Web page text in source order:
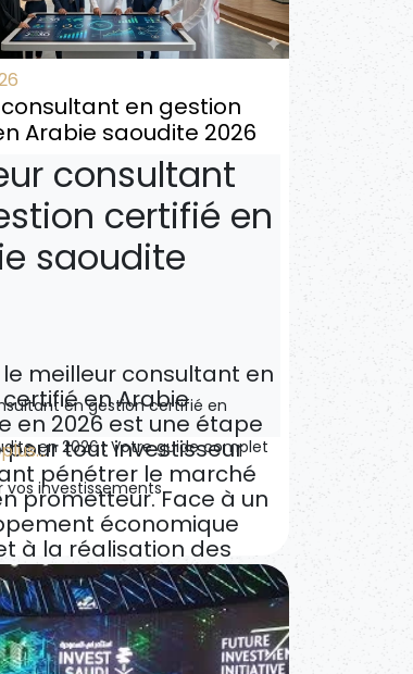
en gestion
Arabie saoudite 2026
consultant
certifié en
saoudite
en gestion certifié en
en 2026 : Votre guide complet
vos investissements
le meilleur consultant en
en Arabie
en 2026 est une étape
pour tout investisseur
pénétrer le marché
prometteur. Face à un
économique
à la réalisation des
de la Vision 2030 du
la société Sahat Al
distingue comme un
stratégique offrant